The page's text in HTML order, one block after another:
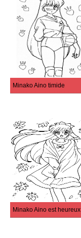
Minako Aino timide
Minako Aino est heureux